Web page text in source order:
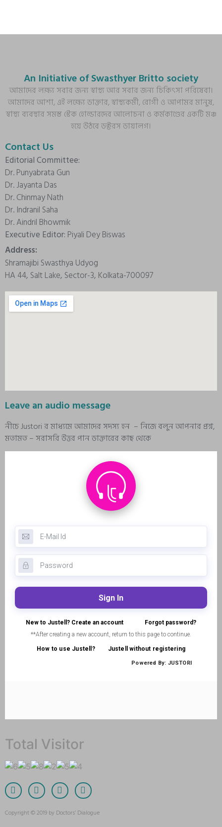
An Initiative of Swasthyer Britto society
আমাদের লক্ষ্য সবার জন্য স্বাস্থ্য আর সবার জন্য চিকিৎসা পরিষেবা।
আমাদের আশা, এই লক্ষ্যে ডাক্তার, স্বাস্থ্যকর্মী, রোগী ও আপামর মানুষ,
স্বাস্থ্য ব্যবস্থার সমস্ত স্টেক হোল্ডারদের আলোচনা ও কর্মকাণ্ডের একটি মঞ্চ
হয়ে উঠবে ডক্টরস ডায়ালগ।
Contact Us
Editorial Committee:
Dr. Punyabrata Gun
Dr. Jayanta Das
Dr. Chinmay Nath
Dr. Indranil Saha
Dr. Aindril Bhowmik
Executive Editor: Piyali Dey Biswas
Address:
Shramajibi Swasthya Udyog
HA 44, Salt Lake, Sector-3, Kolkata-700097
Leave an audio message
নীচে Justori র মাধ্যমে আমাদের সদস্য হন – নিজে বলুন আপনার প্রশ্ন,
মতামত – সরাসরি উত্তর পান ডাক্তারের কাছ থেকে
Total Visitor
Copyright © 2019 by Doctors’ Dialogue